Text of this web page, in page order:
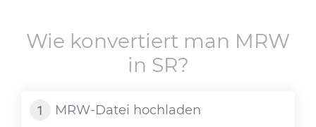
Wie konvertiert man MRW
in SR?
MRW-Datei hochladen